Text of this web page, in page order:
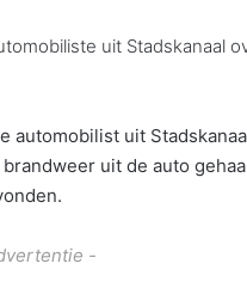
uit Stadskanaal
uit
uit de auto
-